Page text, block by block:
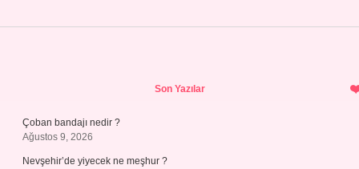
Son Yazılar
Çoban bandajı nedir ?
Ağustos 9, 2026
Nevşehir’de yiyecek ne meşhur ?